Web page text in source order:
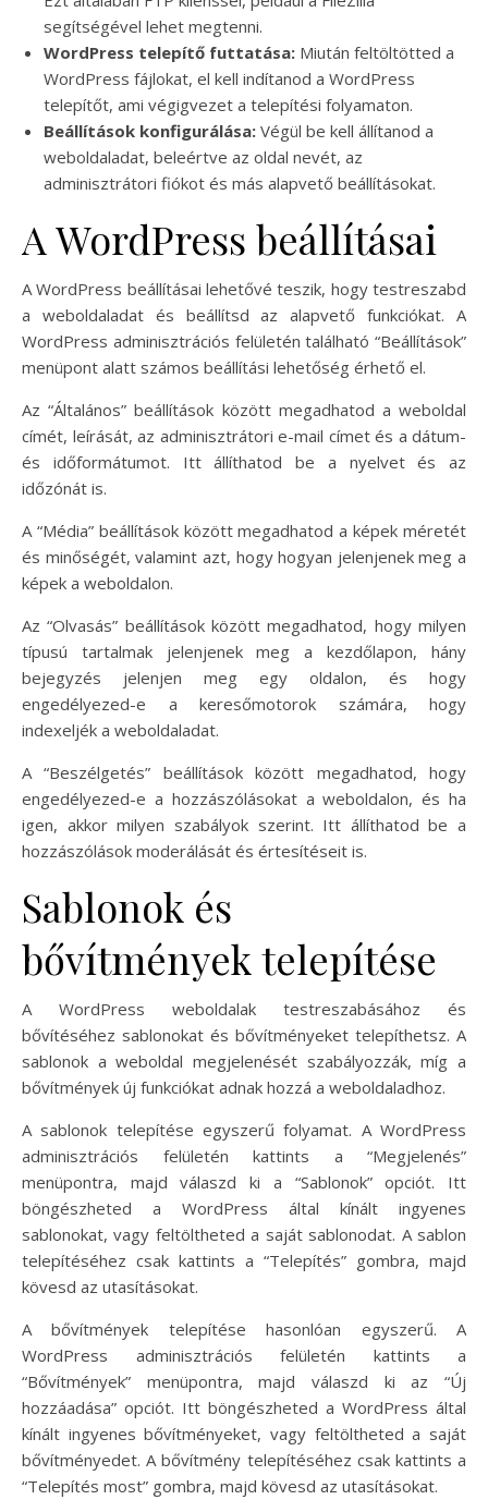
segítségével lehet megtenni.
WordPress telepítő futtatása: Miután feltöltötted a
WordPress fájlokat, el kell indítanod a WordPress
telepítőt, ami végigvezet a telepítési folyamaton.
Beállítások konfigurálása: Végül be kell állítanod a
weboldaladat, beleértve az oldal nevét, az
adminisztrátori fiókot és más alapvető beállításokat.
A WordPress beállításai
A WordPress beállításai lehetővé teszik, hogy testreszabd
a weboldaladat és beállítsd az alapvető funkciókat. A
WordPress adminisztrációs felületén található “Beállítások”
menüpont alatt számos beállítási lehetőség érhető el.
Az “Általános” beállítások között megadhatod a weboldal
címét, leírását, az adminisztrátori e-mail címet és a dátum-
és időformátumot. Itt állíthatod be a nyelvet és az
időzónát is.
A “Média” beállítások között megadhatod a képek méretét
és minőségét, valamint azt, hogy hogyan jelenjenek meg a
képek a weboldalon.
Az “Olvasás” beállítások között megadhatod, hogy milyen
típusú tartalmak jelenjenek meg a kezdőlapon, hány
bejegyzés jelenjen meg egy oldalon, és hogy
engedélyezed-e a keresőmotorok számára, hogy
indexeljék a weboldaladat.
A “Beszélgetés” beállítások között megadhatod, hogy
engedélyezed-e a hozzászólásokat a weboldalon, és ha
igen, akkor milyen szabályok szerint. Itt állíthatod be a
hozzászólások moderálását és értesítéseit is.
Sablonok és
bővítmények telepítése
A WordPress weboldalak testreszabásához és
bővítéséhez sablonokat és bővítményeket telepíthetsz. A
sablonok a weboldal megjelenését szabályozzák, míg a
bővítmények új funkciókat adnak hozzá a weboldaladhoz.
A sablonok telepítése egyszerű folyamat. A WordPress
adminisztrációs felületén kattints a “Megjelenés”
menüpontra, majd válaszd ki a “Sablonok” opciót. Itt
böngészheted a WordPress által kínált ingyenes
sablonokat, vagy feltöltheted a saját sablonodat. A sablon
telepítéséhez csak kattints a “Telepítés” gombra, majd
kövesd az utasításokat.
A bővítmények telepítése hasonlóan egyszerű. A
WordPress adminisztrációs felületén kattints a
“Bővítmények” menüpontra, majd válaszd ki az “Új
hozzáadása” opciót. Itt böngészheted a WordPress által
kínált ingyenes bővítményeket, vagy feltöltheted a saját
bővítményedet. A bővítmény telepítéséhez csak kattints a
“Telepítés most” gombra, majd kövesd az utasításokat.